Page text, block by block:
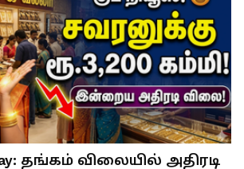
தங்கம் விலையில் அதிரடி